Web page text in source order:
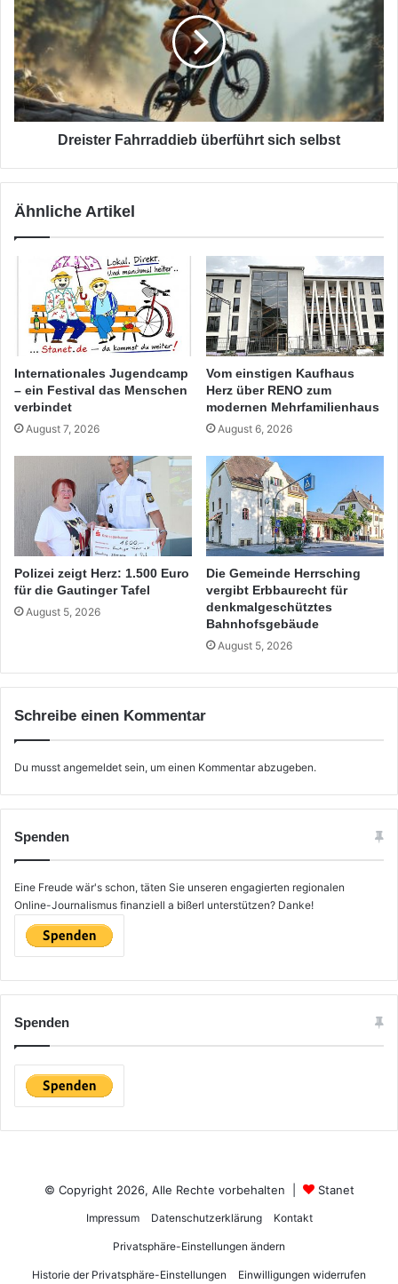
überführt
sich
selbst
Dreister Fahrraddieb überführt sich selbst
Ähnliche Artikel
Internationales Jugendcamp
– ein Festival das Menschen
verbindet
August 7, 2026
Vom einstigen Kaufhaus
Herz über RENO zum
modernen Mehrfamilienhaus
August 6, 2026
Polizei zeigt Herz: 1.500 Euro
für die Gautinger Tafel
August 5, 2026
Die Gemeinde Herrsching
vergibt Erbbaurecht für
denkmalgeschütztes
Bahnhofsgebäude
August 5, 2026
Schreibe einen Kommentar
Du musst angemeldet sein, um einen Kommentar abzugeben.
Spenden
Eine Freude wär's schon, täten Sie unseren engagierten regionalen
Online-Journalismus finanziell a bißerl unterstützen? Danke!
Spenden
© Copyright 2026, Alle Rechte vorbehalten | Stanet
Impressum Datenschutzerklärung Kontakt
Privatsphäre-Einstellungen ändern
Historie der Privatsphäre-Einstellungen Einwilligungen widerrufen